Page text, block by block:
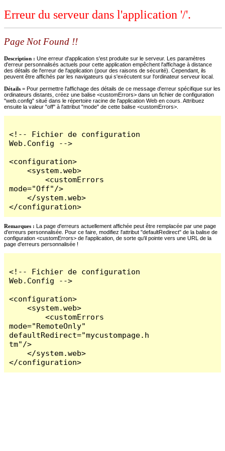
Erreur du serveur dans l'application '/'.
Page Not Found !!
Description : Une erreur d'application s'est produite sur le serveur. Les paramètres
d'erreur personnalisés actuels pour cette application empêchent l'affichage à distance
des détails de l'erreur de l'application (pour des raisons de sécurité). Cependant, ils
peuvent être affichés par les navigateurs qui s'exécutent sur l'ordinateur serveur local.
Détails = Pour permettre l'affichage des détails de ce message d'erreur spécifique sur les
ordinateurs distants, créez une balise <customErrors> dans un fichier de configuration
"web.config" situé dans le répertoire racine de l'application Web en cours. Attribuez
ensuite la valeur "off" à l'attribut "mode" de cette balise <customErrors>.
<!-- Fichier de configuration
Web.Config -->
<configuration>
    <system.web>
        <customErrors
mode="Off"/>
    </system.web>
</configuration>
Remarques : La page d'erreurs actuellement affichée peut être remplacée par une page
d'erreurs personnalisée. Pour ce faire, modifiez l'attribut "defaultRedirect" de la balise de
configuration <customErrors> de l'application, de sorte qu'il pointe vers une URL de la
page d'erreurs personnalisée !
<!-- Fichier de configuration
Web.Config -->
<configuration>
    <system.web>
        <customErrors
mode="RemoteOnly"
defaultRedirect="mycustompage.h
tm"/>
    </system.web>
</configuration>